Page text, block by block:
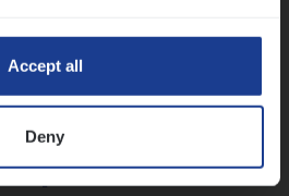
Accept all
Deny
in games én op het